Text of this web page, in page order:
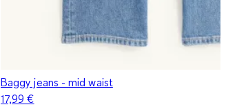
Baggy jeans - mid waist
17,99 €